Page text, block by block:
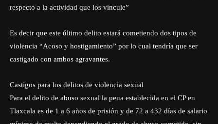
respecto a la actividad que los vincule”
Es decir que este último delito estará cometiendo dos tipos de
violencia “Acoso y hostigamiento” por lo cual tendría que ser
castigado con ambos agravantes.
Castigos para los delitos de violencia sexual
Para el delito de abuso sexual la pena establecida en el CP en
Tlaxcala es de 1 a 6 años de prisión y de 72 a 432 días de salario